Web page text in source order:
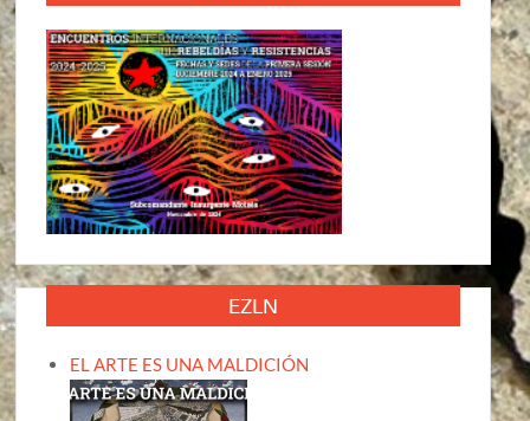
EZLN
EL ARTE ES UNA MALDICIÓN